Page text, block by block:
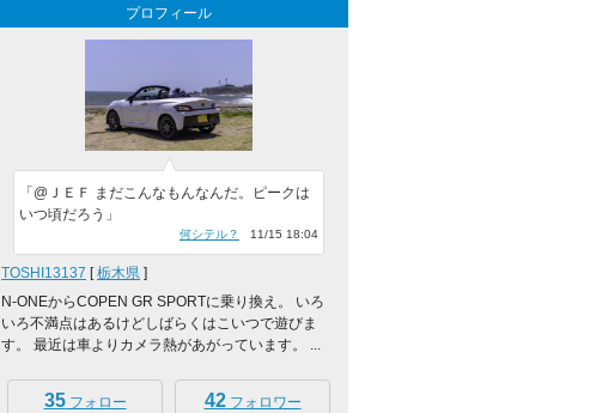
プロフィール
「@ＪＥＦ まだこんなもんなんだ。ピークは
いつ頃だろう」
何シテル？ 11/15 18:04
TOSHI13137 [栃木県 ]
N-ONEからCOPEN GR SPORTに乗り換え。 いろ
いろ不満点はあるけどしばらくはこいつで遊びま
す。 最近は車よりカメラ熱があがっています。 ...
35フォロー 42フォロワー